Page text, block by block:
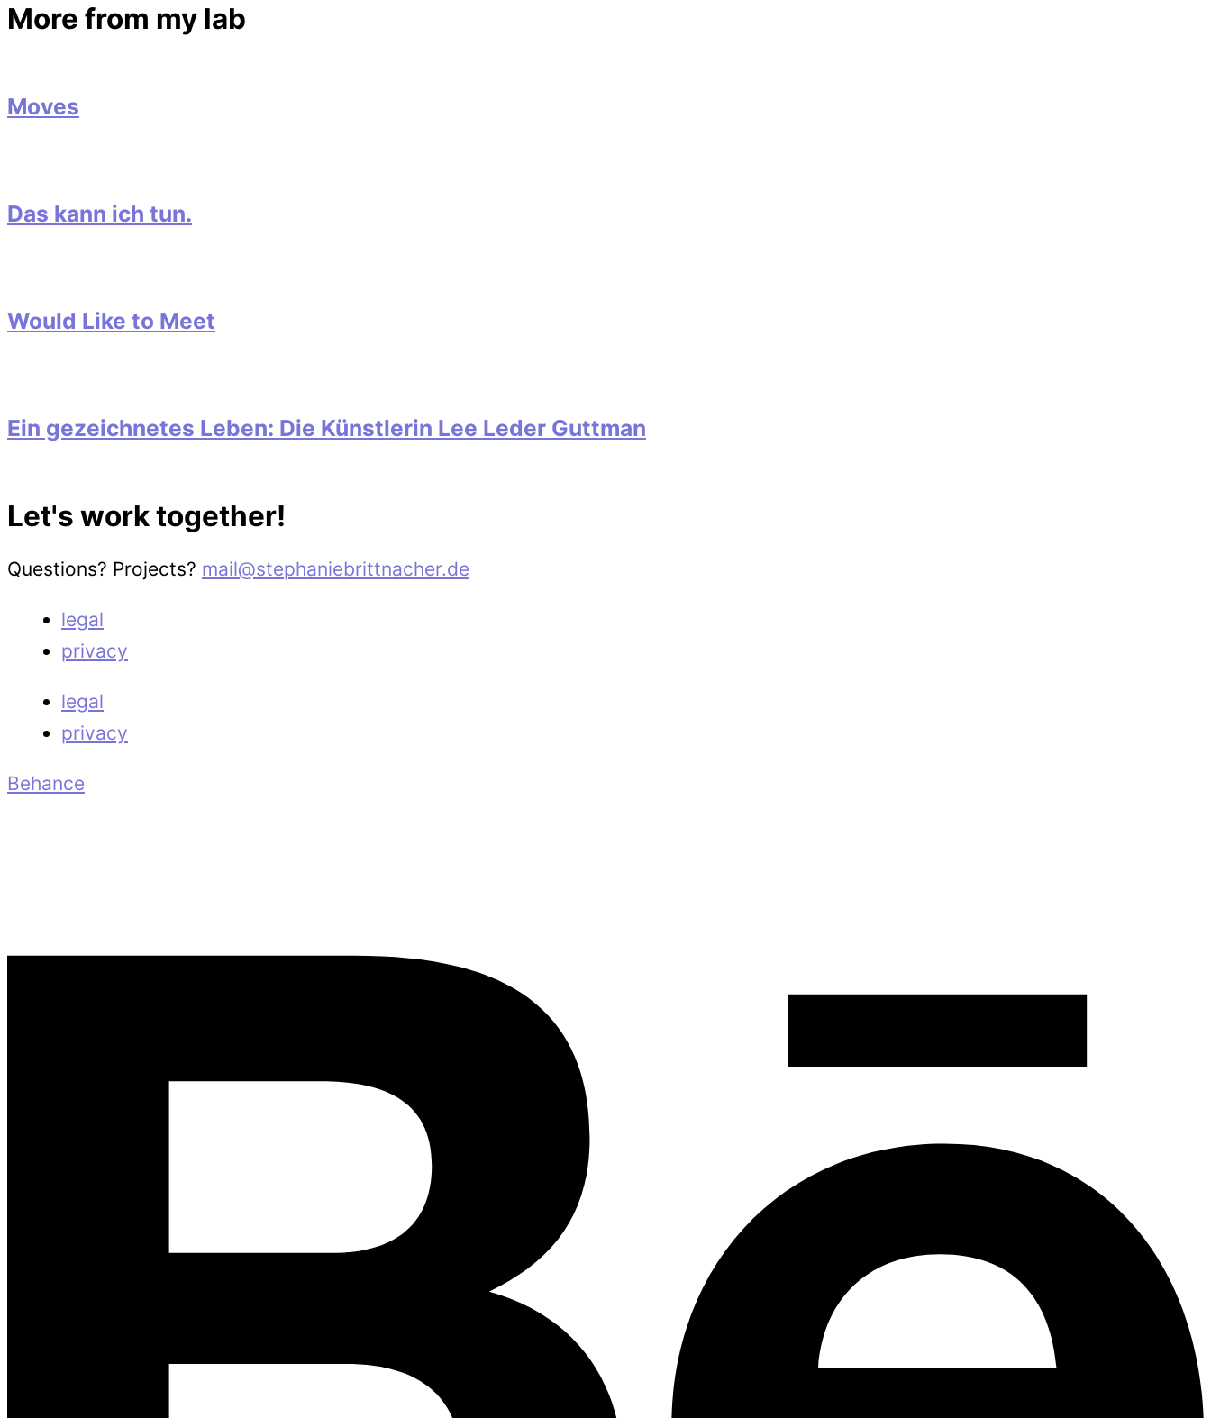
More from my lab
Moves
Das kann ich tun.
Would Like to Meet
Ein gezeichnetes Leben: Die Künstlerin Lee Leder Guttman
Let's work together!
Questions? Projects? mail@stephaniebrittnacher.de
legal
privacy
legal
privacy
Behance